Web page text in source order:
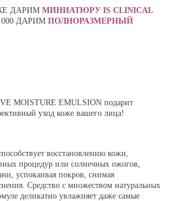
ДАРИМ МИНИАТЮРУ IS CLINICAL
ДАРИМ ПОЛНОРАЗМЕРНЫЙ
MOISTURE EMULSION подарит
уход коже вашего лица!
восстановлению кожи,
процедур или солнечных ожогов,
успокаивая покров, снимая
Средство с множеством натуральных
деликатно увлажняет даже самые